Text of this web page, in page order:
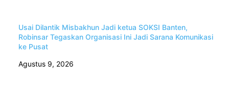
Usai Dilantik Misbakhun Jadi ketua SOKSI Banten,
Robinsar Tegaskan Organisasi Ini Jadi Sarana Komunikasi
ke Pusat
Agustus 9, 2026